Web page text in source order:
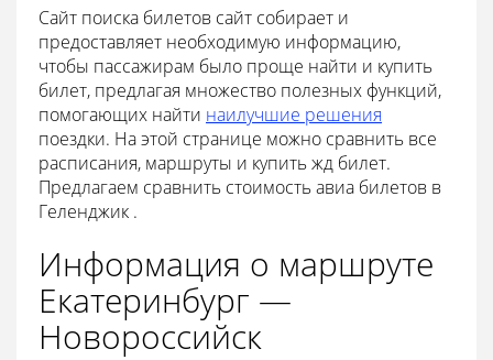
Сайт поиска билетов сайт собирает и
предоставляет необходимую информацию,
чтобы пассажирам было проще найти и купить
билет, предлагая множество полезных функций,
помогающих найти наилучшие решения
поездки. На этой странице можно сравнить все
расписания, маршруты и купить жд билет.
Предлагаем сравнить стоимость авиа билетов в
Геленджик .
Информация о маршруте
Екатеринбург —
Новороссийск